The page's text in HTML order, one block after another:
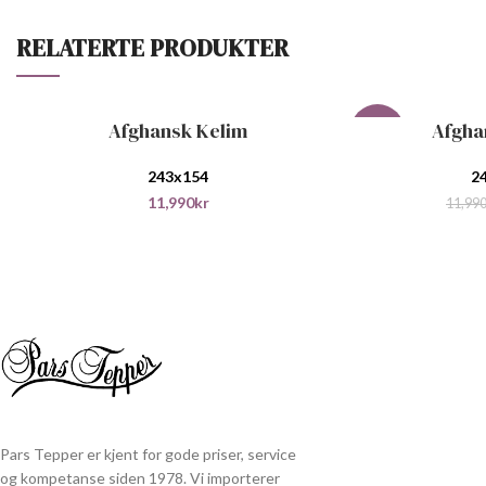
RELATERTE PRODUKTER
LEGG I HANDLEKURVAfghansk Kelim
243x154
11,990kr
LEGG I
11,990
Pars Tepper er kjent for gode priser, service
og kompetanse siden 1978. Vi importerer